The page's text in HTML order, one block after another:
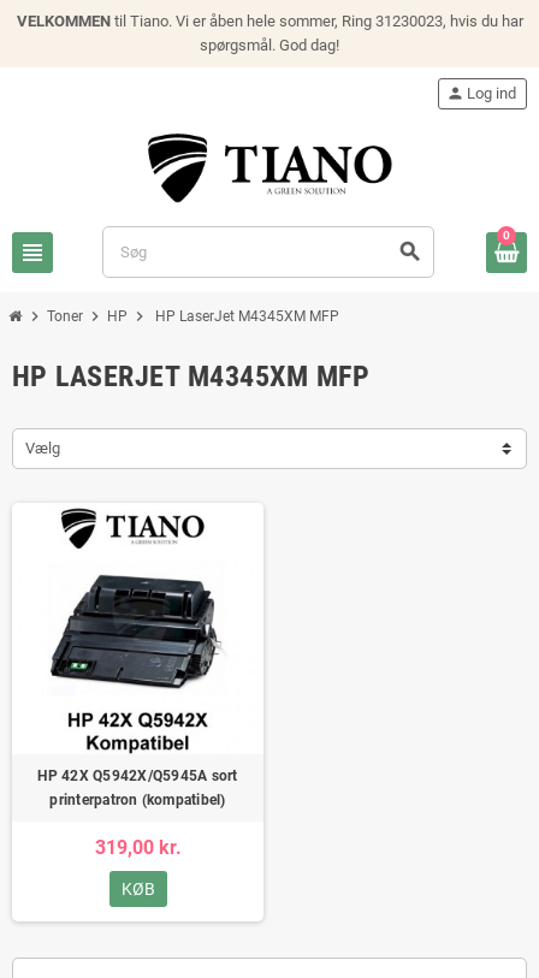
VELKOMMENtil Tiano. Vi er åben hele sommer, Ring 31230023, hvis du har
spørgsmål. God dag!
view_headline search
person Log ind
0
chevron_right Toner chevron_right HP chevron_right HP LaserJet M4345XM MFP
HP LASERJET M4345XM MFP
Vælg
HP 42X Q5942X/Q5945A sort
printerpatron (kompatibel)
319,00 kr.
KØB